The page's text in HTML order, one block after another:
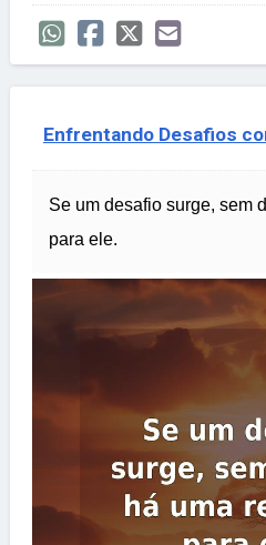
Enfrentando Desafios
Se um desafio surge, sem
para ele.